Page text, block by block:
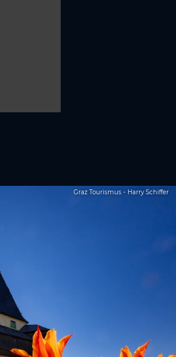
Graz Tourismus - Harry Schiffer